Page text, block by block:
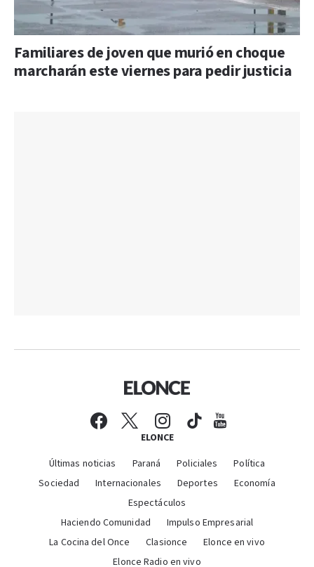
Familiares de joven que murió en choque
marcharán este viernes para pedir justicia
ELONCE
Últimas noticias Paraná Policiales
Política
Sociedad
Internacionales Deportes
Economía
Espectáculos
Haciendo Comunidad
Impulso Empresarial
La Cocina del Once
Clasionce
Elonce en vivo
Elonce Radio en vivo